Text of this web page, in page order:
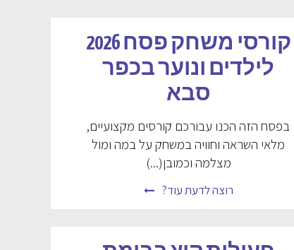
קורסי משחק פסח 2026
לילדים ונוער בכפר
סבא
בפסח הזה הכנו עבורכם קורסים מקצועיים,
מלאי השראה וחוויה במשחק על במה ומול
מצלמה וכמובן(...)
רוצה לדעת עוד?